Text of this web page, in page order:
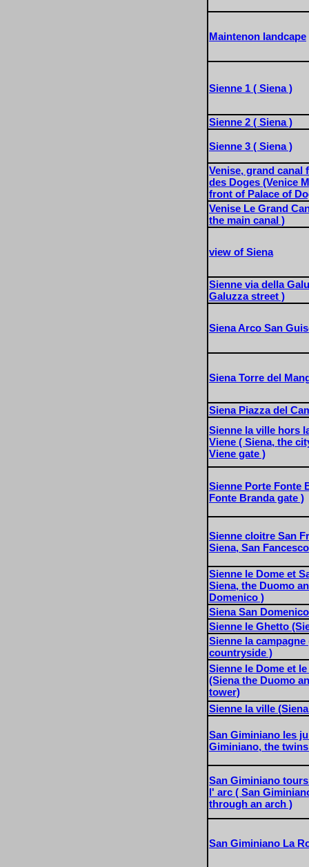
Maintenon landcape
Sienne 1 ( Siena )
Sienne 2 ( Siena )
Sienne 3 ( Siena )
Venise, grand canal
des Doges (Venice
front of Palace of
Venise Le Grand
the main canal )
view of Siena
Sienne via della
Galuzza street )
Siena Arco San
Siena Torre del
Siena Piazza del
Sienne la ville hors
Viene ( Siena, the
Viene gate )
Sienne Porte Fonte
Fonte Branda gate )
Sienne cloitre San
Siena, San
Sienne le Dome et
Siena, the Duomo
Domenico )
Siena San Domenico
Sienne le Ghetto
Sienne la campagne
countryside )
Sienne le Dome et
(Siena the Duomo
tower)
Sienne la ville
San Giminiano les
Giminiano, the
San Giminiano
l' arc ( San
through an arch )
San Giminiano La